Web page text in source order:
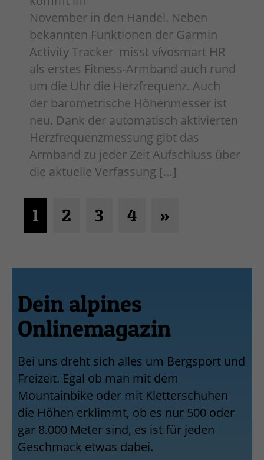
November in den Handel. Neben
bekannten Funktionen der Garmin
Activity Tracker misst vívosmart HR
als erstes Fitness-Armband auch rund
um die Uhr die Herzfrequenz. Auch
der barometrische Höhenmesser ist
neu. Dank der automatisch aktivierten
Herzfrequenzmessung gibt das
Armband zu jeder Zeit Aufschluss über
die aktuelle Verfassung […]
1 2 3 4 »
Dein alpines
Onlinemagazin
Bei uns dreht sich alles um Bergsport und
Freizeit. Egal ob man mit dem
Mountainbike oder mit Kletterschuhen
die Höhen erklimmt, ob es nur 500 oder
gar 8.000 Meter sind, es ist für jeden
Geschmack etwas dabei.